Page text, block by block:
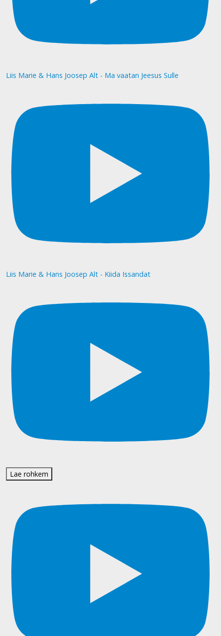
Liis Marie & Hans Joosep Alt - Ma vaatan Jeesus Sulle
Liis Marie & Hans Joosep Alt - Kiida Issandat
Lae rohkem